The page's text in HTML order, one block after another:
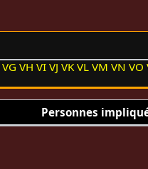
VG VH VI VJ VK VL VM VN VO
Personnes